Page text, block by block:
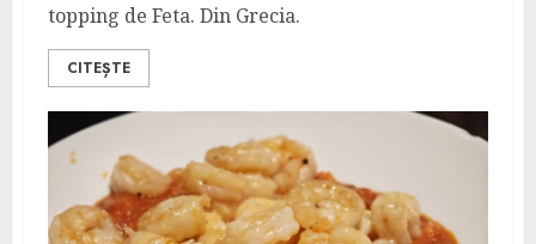
topping de Feta. Din Grecia.
CITEȘTE